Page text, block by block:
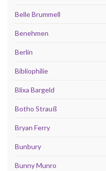
Belle Brummell
Benehmen
Berlin
Bibliophilie
Blixa Bargeld
Botho Strauß
Bryan Ferry
Bunbury
Bunny Munro